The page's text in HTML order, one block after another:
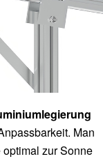
Man
zur Sonne